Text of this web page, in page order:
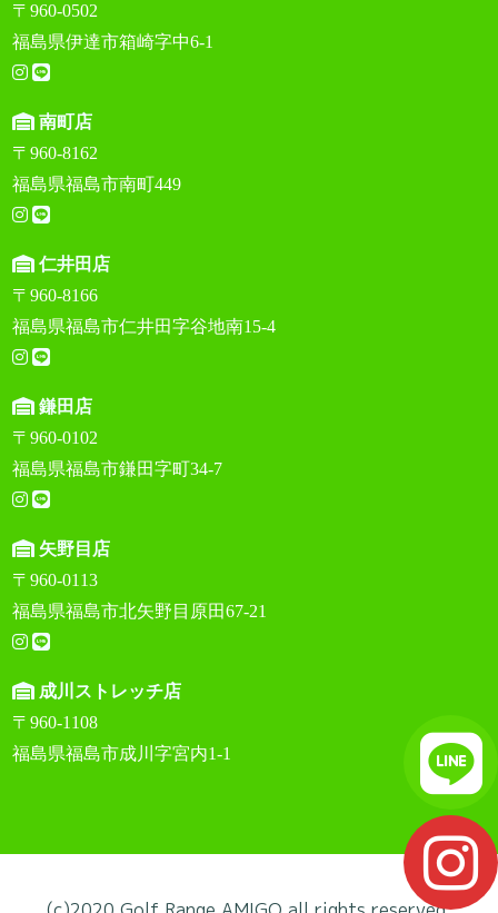
〒960-0502
福島県伊達市箱崎字中6-1
南町店
〒960-8162
福島県福島市南町449
仁井田店
〒960-8166
福島県福島市仁井田字谷地南15-4
鎌田店
〒960-0102
福島県福島市鎌田字町34-7
矢野目店
〒960-0113
福島県福島市北矢野目原田67-21
成川ストレッチ店
〒960-1108
福島県福島市成川字宮内1-1